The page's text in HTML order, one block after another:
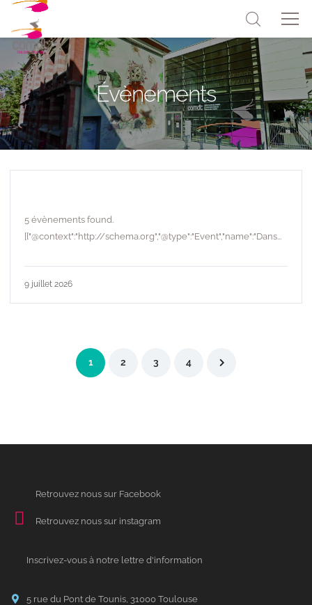
Évènements
5 évènements found.
[{"@context":"http://schema.org","@type":"Event","name":"Dans...
9 juillet 2026
1 2 3 4
Retrouvez nous sur Facebook
Retrouvez nous sur instagram
Inscrivez-vous à notre lettre d'information
5 rue du Pont de Tounis, 31000 Toulouse